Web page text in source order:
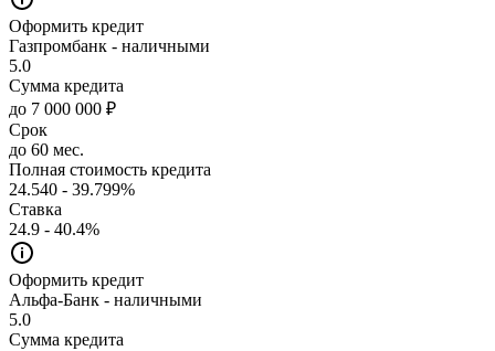
Оформить кредит
Газпромбанк - наличными
5.0
Сумма кредита
до 7 000 000 ₽
Срок
до 60 мес.
Полная стоимость кредита
24.540 - 39.799%
Ставка
24.9 - 40.4%
Оформить кредит
Альфа-Банк - наличными
5.0
Сумма кредита